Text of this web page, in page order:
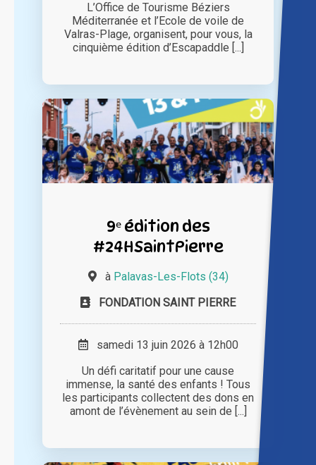
L’Office de Tourisme Béziers
Méditerranée et l’Ecole de voile de
Valras-Plage, organisent, pour vous, la
cinquième édition d’Escapaddle [...]
9ᵉ édition des
#24HSaintPierre
à Palavas-Les-Flots (34)
FONDATION SAINT PIERRE
samedi 13 juin 2026 à 12h00
Un défi caritatif pour une cause
immense, la santé des enfants ! Tous
les participants collectent des dons en
amont de l’évènement au sein de [...]